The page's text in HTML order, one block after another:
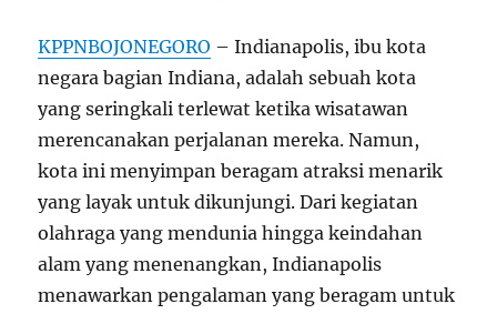
KPPNBOJONEGORO – Indianapolis, ibu kota
negara bagian Indiana, adalah sebuah kota
yang seringkali terlewat ketika wisatawan
merencanakan perjalanan mereka. Namun,
kota ini menyimpan beragam atraksi menarik
yang layak untuk dikunjungi. Dari kegiatan
olahraga yang mendunia hingga keindahan
alam yang menenangkan, Indianapolis
menawarkan pengalaman yang beragam untuk